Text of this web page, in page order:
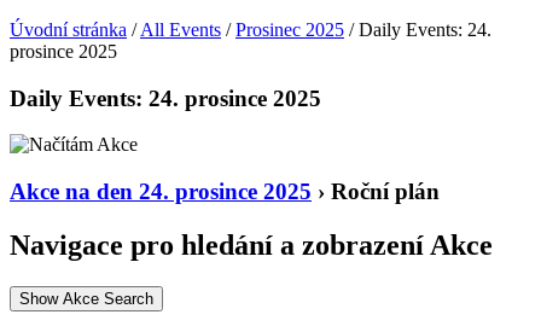
Úvodní stránka /All Events /Prosinec 2025 /Daily Events: 24.
prosince 2025
Daily Events: 24. prosince 2025
Akce na den 24. prosince 2025 › Roční plán
Navigace pro hledání a zobrazení Akce
Show Akce Search